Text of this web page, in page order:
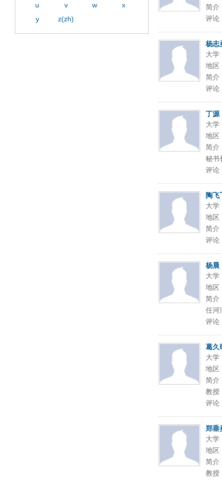
简介
评论
杨志
大学
地区
简介
评论
丁源
大学
地区
简介
秘书
评论
陶飞
大学
地区
简介
评论
杨晨
大学
地区
简介
任河
评论
葛久
大学
地区
简介
教授
评论
郑垂
大学
地区
简介
教授
u
v w
x
y
z(zh)